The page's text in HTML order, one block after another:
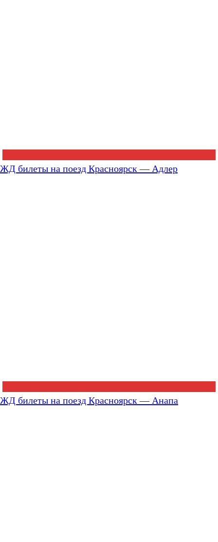
ЖД билеты на поезд Красноярск — Адлер
ЖД билеты на поезд Красноярск — Анапа